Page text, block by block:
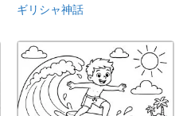
ギリシャ神話